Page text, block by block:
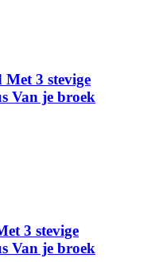
3 stevige
Van je broek
3 stevige
Van je broek